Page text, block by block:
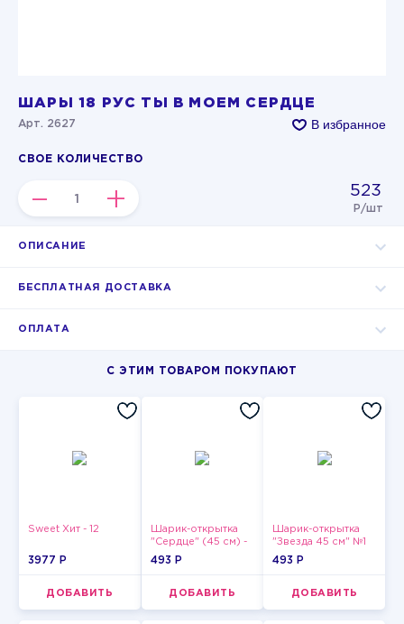
ШАРЫ 18 РУС ТЫ В МОЕМ СЕРДЦЕ
Арт. 2627 В избранное
СВОЕ КОЛИЧЕСТВО
– + 523
Р/шт
ОПИСАНИЕ
БЕСПЛАТНАЯ ДОСТАВКА
ОПЛАТА
С ЭТИМ ТОВАРОМ ПОКУПАЮТ
Sweet Хит - 12
3977 P
ДОБАВИТЬ
Шарик-открытка
"Сердце" (45 см) -
2
493 P
ДОБАВИТЬ
Шарик-открытка
"Звезда 45 см" №1
493 P
ДОБАВИТЬ